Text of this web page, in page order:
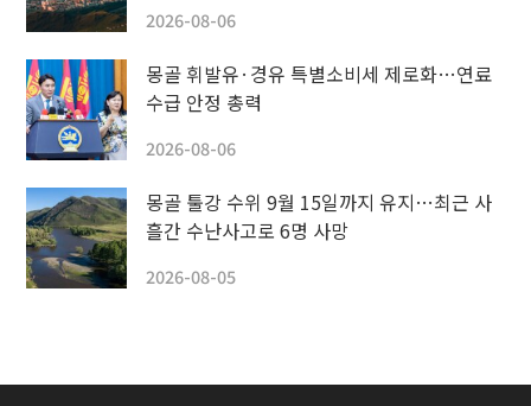
2026-08-06
몽골 휘발유·경유 특별소비세 제로화…연료
수급 안정 총력
2026-08-06
몽골 툴강 수위 9월 15일까지 유지…최근 사
흘간 수난사고로 6명 사망
2026-08-05